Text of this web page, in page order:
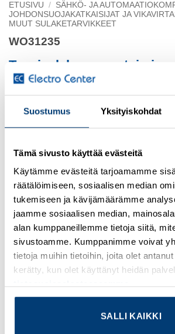
Suostumus Yksityiskohdat
Tämä sivusto käyttää evästeitä
Käytämme evästeitä tarjoamamme
räätälöimiseen, sosiaalisen median
tukemiseen ja kävijämäärämme
jaamme sosiaalisen median,
alan kumppaneillemme tietoja siitä,
sivustoamme. Kumppanimme voivat
tietoja muihin tietoihin, joita olet
kerätty, kun olet käyttänyt heidän
SALLI KAIKKI
ETUSIVU / SÄHKÖ- JA
JOHDONSUOJAKATKAISIJAT JA
MUUT SULAKETARVIKKEET
WO31235
Tappisulake.
Kirjaudu sisään nähdäksesi hinnat ja
verkkokauppaa
Osastot:Muut sulaketarvikkeet ,Uudet tuotteet
TUTUSTU MYÖS
Add to